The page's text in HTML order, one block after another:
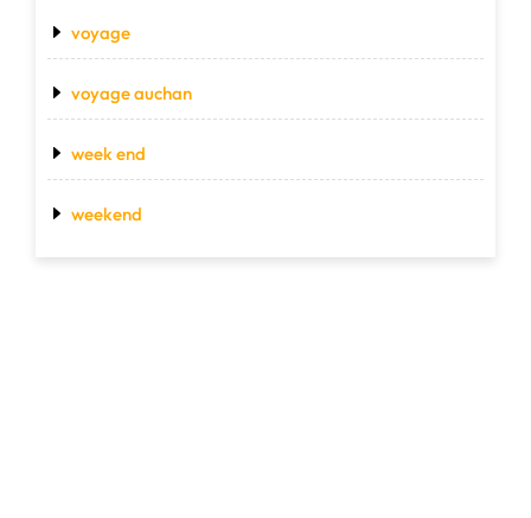
voyage
voyage auchan
week end
weekend